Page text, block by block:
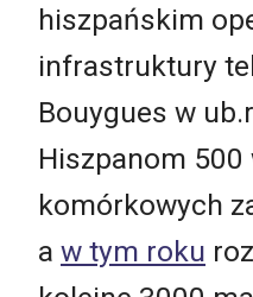
hiszpańskim
infrastruktury
Bouygues w
Hiszpanom 500
komórkowych
a w tym roku